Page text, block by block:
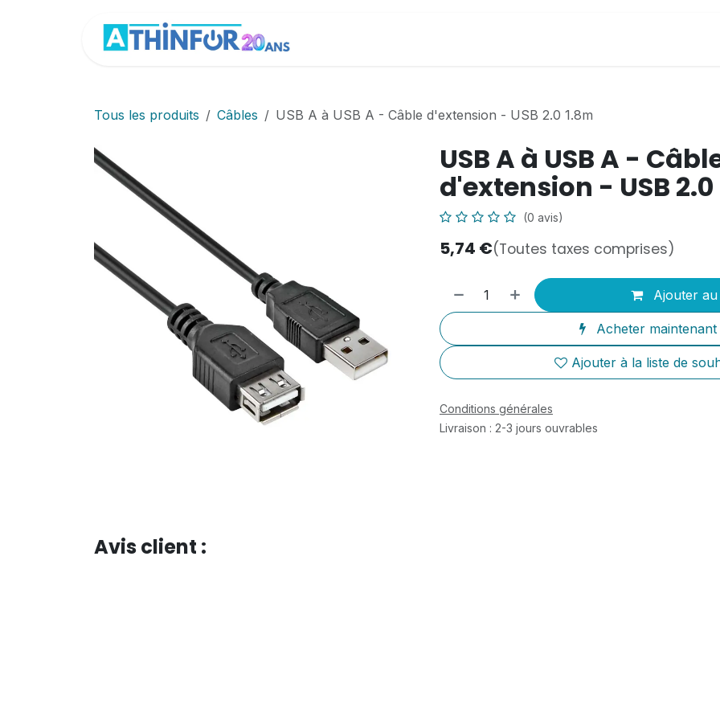
Tous les produits Câbles USB A à USB A - Câble d'extension - USB 2.0 1.8m
USB A à USB A -
d'extension - USB 2.0
(0 avis)
5,74 €(Toutes taxes comprises)
Ajouter
Acheter maintenant
Ajouter à la liste de
Conditions générales
Livraison : 2-3 jours ouvrables
Avis client :